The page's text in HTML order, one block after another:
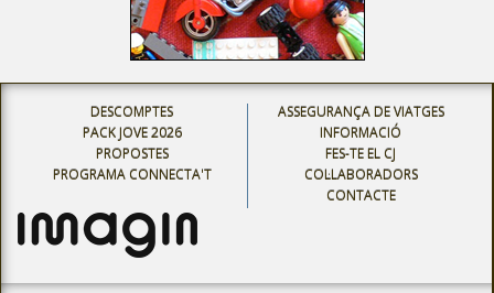
DESCOMPTES
PACK JOVE 2026
PROPOSTES
PROGRAMA CONNECTA'T
ASSEGURANÇA DE VIATGES
INFORMACIÓ
FES-TE EL CJ
COL·LABORADORS
CONTACTE